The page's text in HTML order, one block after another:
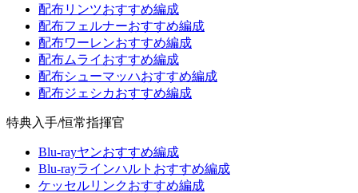
配布リンツおすすめ編成
配布フェルナーおすすめ編成
配布ワーレンおすすめ編成
配布ムライおすすめ編成
配布シューマッハおすすめ編成
配布ジェシカおすすめ編成
特典入手/恒常指揮官
Blu-rayヤンおすすめ編成
Blu-rayラインハルトおすすめ編成
ケッセルリンクおすすめ編成